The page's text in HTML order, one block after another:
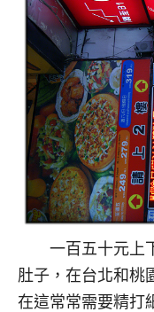
一百五十元上下
肚子，在台北和桃
在這常常需要精打